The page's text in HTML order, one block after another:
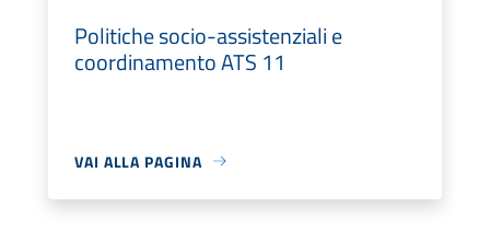
Politiche socio-assistenziali e
coordinamento ATS 11
VAI ALLA PAGINA